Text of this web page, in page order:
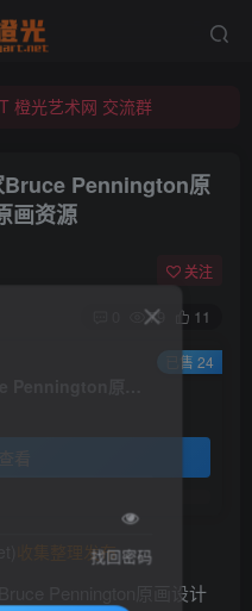
橙光艺术网 交流群
橙光艺术网 交流群
Bruce Pennington原
画资源
关注
79 11
已售 24
收集整理发布
Pennington原画设计
找回密码